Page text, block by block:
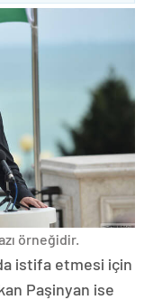
örneğidir.
istifa etmesi için
Paşinyan ise